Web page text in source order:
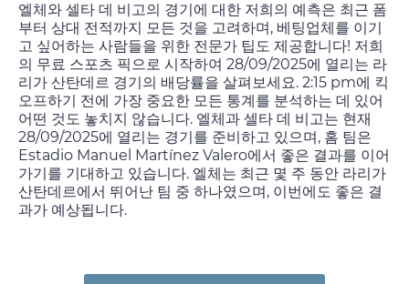
엘체와 셀타 데 비고의 경기에 대한 저희의 예측은 최근 폼
부터 상대 전적까지 모든 것을 고려하며, 베팅업체를 이기
고 싶어하는 사람들을 위한 전문가 팁도 제공합니다! 저희
의 무료 스포츠 픽으로 시작하여 28/09/2025에 열리는 라
리가 산탄데르 경기의 배당률을 살펴보세요. 2:15 pm에 킥
오프하기 전에 가장 중요한 모든 통계를 분석하는 데 있어
어떤 것도 놓치지 않습니다. 엘체과 셀타 데 비고는 현재
28/09/2025에 열리는 경기를 준비하고 있으며, 홈 팀은
Estadio Manuel Martínez Valero에서 좋은 결과를 이어
가기를 기대하고 있습니다. 엘체는 최근 몇 주 동안 라리가
산탄데르에서 뛰어난 팀 중 하나였으며, 이번에도 좋은 결
과가 예상됩니다.